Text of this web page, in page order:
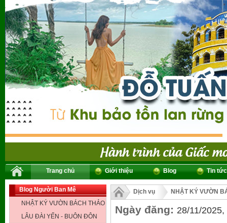
Trang chủ Giới thiệu Blog Tin tức
Blog Người Ban Mê
NHẬT KÝ VƯỜN BÁCH THẢO
LÂU ĐÀI YẾN - BUÔN ĐÔN
Dịch vụ NHẬT KÝ VƯỜN
Ngày đăng: 28/11/